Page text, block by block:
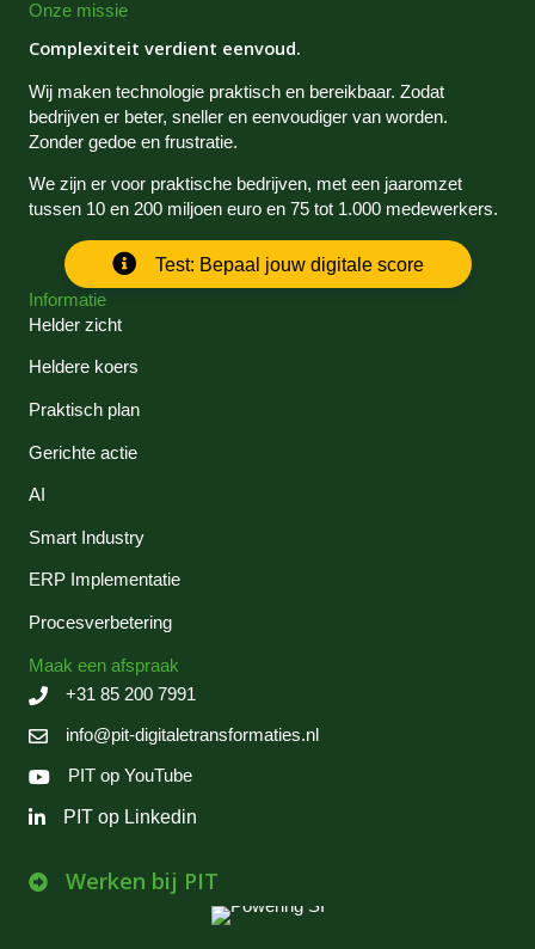
Onze missie
Complexiteit verdient eenvoud.
Wij maken technologie praktisch en bereikbaar. Zodat
bedrijven er beter, sneller en eenvoudiger van worden.
Zonder gedoe en frustratie.
We zijn er voor praktische bedrijven, met een jaaromzet
tussen 10 en 200 miljoen euro en 75 tot 1.000 medewerkers.
Test: Bepaal jouw digitale score
Informatie
Helder zicht
Heldere koers
Praktisch plan
Gerichte actie
AI
Smart Industry
ERP Implementatie
Procesverbetering
Maak een afspraak
+31 85 200 7991
info@pit-digitaletransformaties.nl
PIT op YouTube
PIT op Linkedin
Werken bij PIT